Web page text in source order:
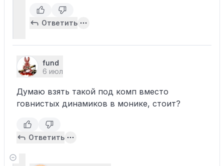
Ответить
fund
6 июл
Думаю взять такой под комп вместо
говнистых динамиков в монике, стоит?
Ответить